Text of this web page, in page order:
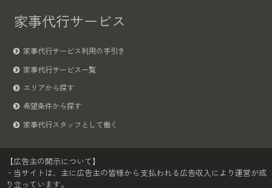
家事代行サービス
家事代行サービス利用の手引き
家事代行サービス一覧
エリアから探す
希望条件から探す
家事代行スタッフとして働く
【広告主の開示について】
・当サイトは、主に広告主の皆様から支払われる広告収入により運営が成
り立っています。